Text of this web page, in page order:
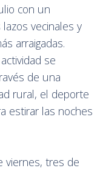
con un
vecinales y
arraigadas.
se
de una
rural, el deporte
estirar las noches
viernes, tres de